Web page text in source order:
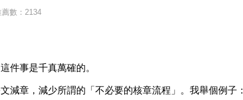
薦數：2134
件事是千真萬確的。
減章，減少所謂的「不必要的核章流程」。我舉個例子：